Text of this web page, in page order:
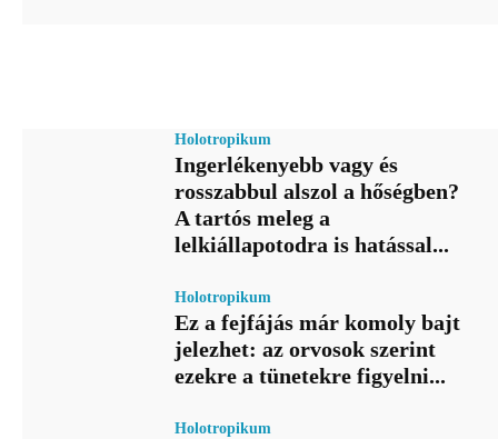
Holotropikum
Ingerlékenyebb vagy és
rosszabbul alszol a hőségben?
A tartós meleg a
lelkiállapotodra is hatással...
Holotropikum
Ez a fejfájás már komoly bajt
jelezhet: az orvosok szerint
ezekre a tünetekre figyelni...
Holotropikum